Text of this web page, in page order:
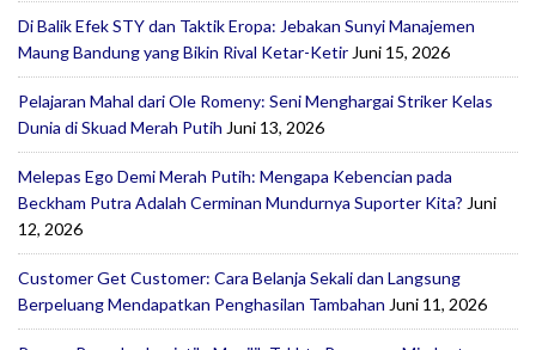
Di Balik Efek STY dan Taktik Eropa: Jebakan Sunyi Manajemen
Maung Bandung yang Bikin Rival Ketar-Ketir Juni 15, 2026
Pelajaran Mahal dari Ole Romeny: Seni Menghargai Striker Kelas
Dunia di Skuad Merah Putih Juni 13, 2026
Melepas Ego Demi Merah Putih: Mengapa Kebencian pada
Beckham Putra Adalah Cerminan Mundurnya Suporter Kita? Juni
12, 2026
Customer Get Customer: Cara Belanja Sekali dan Langsung
Berpeluang Mendapatkan Penghasilan Tambahan Juni 11, 2026